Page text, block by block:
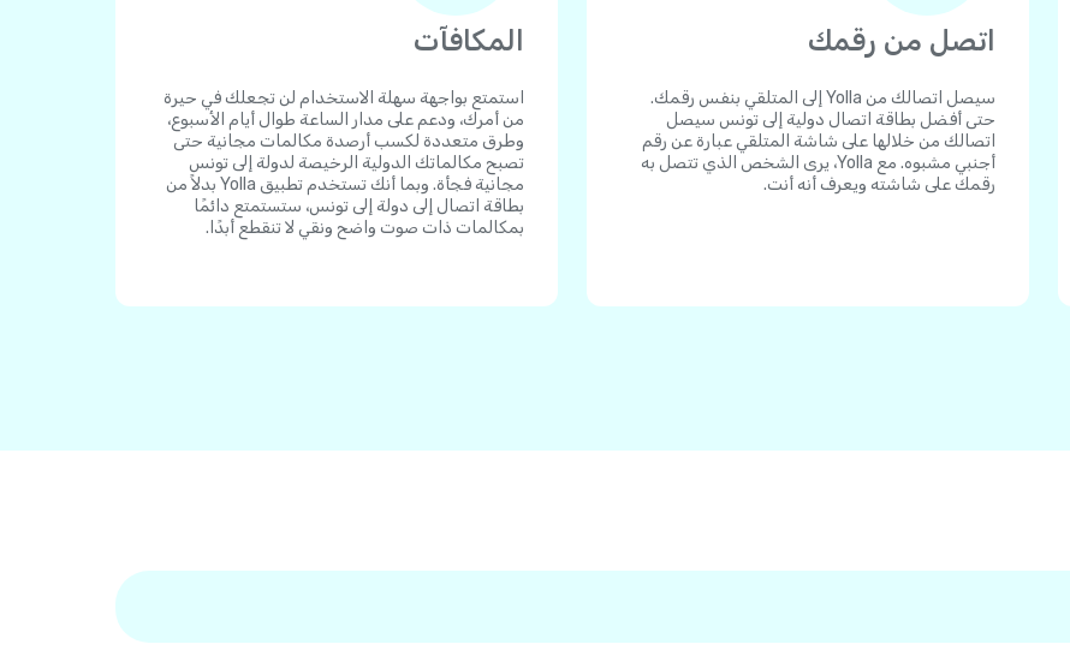
اتصل من رقمك
سيصل اتصالك من Yolla إلى المتلقي بنفس رقمك.
حتى أفضل بطاقة اتصال دولية إلى تونس سيصل
اتصالك من خلالها على شاشة المتلقي عبارة عن رقم
أجنبي مشبوه. مع Yolla، يرى الشخص الذي تتصل به
رقمك على شاشته ويعرف أنه أنت.
المكافآت
استمتع بواجهة سهلة الاستخدام لن تجعلك في حيرة
من أمرك، ودعم على مدار الساعة طوال أيام الأسبوع،
وطرق متعددة لكسب أرصدة مكالمات مجانية حتى
تصبح مكالماتك الدولية الرخيصة لدولة إلى تونس
مجانية فجأة. وبما أنك تستخدم تطبيق Yolla بدلاً من
بطاقة اتصال إلى دولة إلى تونس، ستستمتع دائمًا
بمكالمات ذات صوت واضح ونقي لا تنقطع أبدًا.